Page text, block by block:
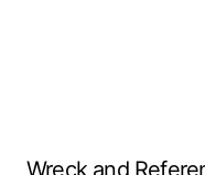
Wreck and